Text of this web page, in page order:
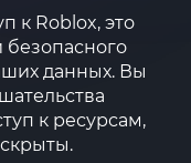
к Roblox, это
данных. Вы
к ресурсам,